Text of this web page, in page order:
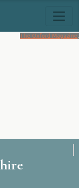
The Oxford Magazine